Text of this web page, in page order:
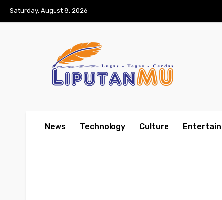
Saturday, August 8, 2026
News Technology Culture